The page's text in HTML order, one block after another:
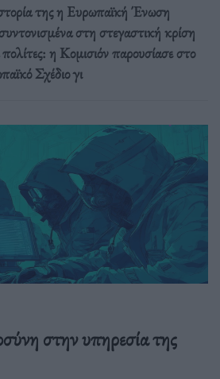
της η Ευρωπαϊκή Ένωση
στη στεγαστική κρίση
η Κομισιόν παρουσίασε στο
Σχέδιο γι
στην υπηρεσία της